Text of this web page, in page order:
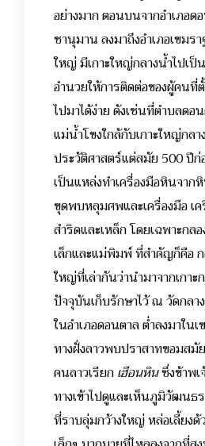
อย่างมาก ตอนบนจากอำเภอด
ชานุมาน ลงมาถึงอำเภอเขมร
ใหญ่ มีเกาะใหญ่กลางน้ำไปเป็
อำนวยให้การติดต่อของผู้คน
ไปมาได้ง่าย ดังเช่นที่ตำบลด
แม่น้ำโขงใกล้กับเกาะใหญ่กล
ประวัติศาสตร์แต่สมัย 500 ปี
เป็นแหล่งทำเครื่องมือหินจาก
ขุดพบหลุมศพและเครื่องมือ เ
สำริดและเหล็ก โดยเฉพาะกล
เล็กและแม่พิมพ์ ที่สำคัญก็คือ
ใหญ่ที่เล่ากันว่านำมาจากเกาะ
ปัจจุบันเก็บรักษาไว้ ณ วัดกล
ในอำเภอดอนตาล ต่ำลงมาใน
ทางฝั่งลาวพบปราสาทขอมส
คนลาวเรียกเฮือนหินซึ่งข้าพเ
ทางเข้าไปดูและเห็นภูมิวัฒน
ที่ราบลุ่มกว้างใหญ่ หล่อเลี้ยง